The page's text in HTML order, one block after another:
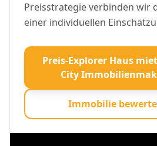
Preisstrategie verbinden wir
einer individuellen
Preis-Explorer Haus
City
Immobilie